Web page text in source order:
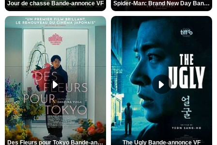
Jour de chasse Bande-annonce VF Spider-Man: Brand New Day Bande-annonce (3) VO STFR
Des Fleurs pour Tokyo Bande-annonce VO STFR The Ugly Bande-annonce VF